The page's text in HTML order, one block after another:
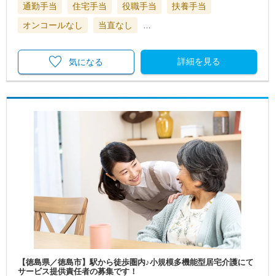
通勤手当
住宅手当 役職手当
扶養手当
オンコールなし
当直なし
詳細を見る
気になる
【徳島県／徳島市】駅から徒歩圏内♪小規模多機能型居宅介護にて
サービス提供責任者の募集です！